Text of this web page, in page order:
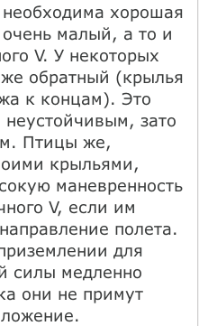
хорошая
малый, а то и
V. У некоторых
обратный (крылья
к концам). Это
неустойчивым, зато
Птицы же,
крыльями,
маневренность
V, если им
полета.
для
силы медленно
они не примут